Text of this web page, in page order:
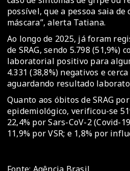
possível, que a pessoa saia de
máscara”, alerta Tatiana.
Ao longo de 2025, já foram
de SRAG, sendo 5.798 (51,9%)
laboratorial positivo para
4.331 (38,8%) negativos e
aguardando resultado
Quanto aos óbitos de SRAG
epidemiológico, verificou-se
22,4% por Sars-CoV-2 (Covid-
11,9% por VSR; e 1,8% por